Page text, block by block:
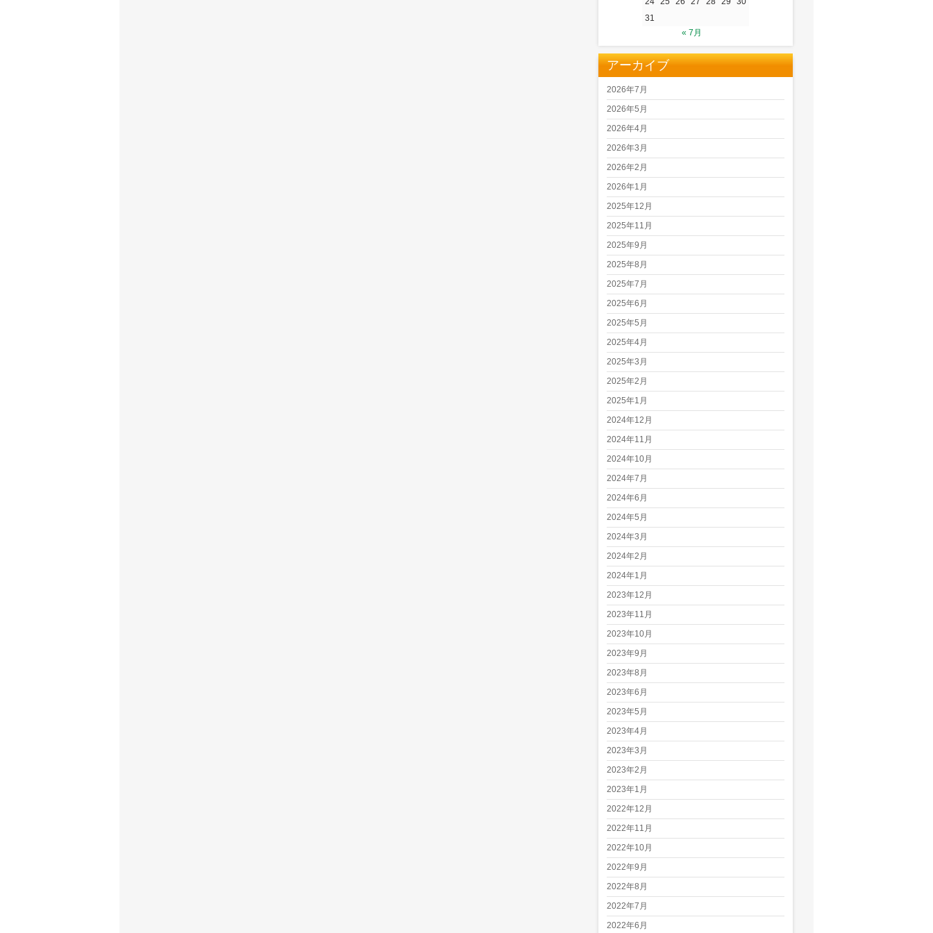
31
« 7月
アーカイブ
2026年7月
2026年5月
2026年4月
2026年3月
2026年2月
2026年1月
2025年12月
2025年11月
2025年9月
2025年8月
2025年7月
2025年6月
2025年5月
2025年4月
2025年3月
2025年2月
2025年1月
2024年12月
2024年11月
2024年10月
2024年7月
2024年6月
2024年5月
2024年3月
2024年2月
2024年1月
2023年12月
2023年11月
2023年10月
2023年9月
2023年8月
2023年6月
2023年5月
2023年4月
2023年3月
2023年2月
2023年1月
2022年12月
2022年11月
2022年10月
2022年9月
2022年8月
2022年7月
2022年6月